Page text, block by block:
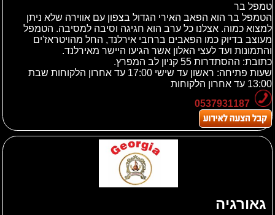
טמפל בר
הטמפל בר הוא הפאב האירי הגדול בצפון עם אווירה שלא ניתן
למצוא כמוה. אצלנו כל ערב הוא חגיגה וסיבה למסיבה. הטמפל
מעוצב בדיוק כמו הפאבים ברחבי אירלנד, החל מהויטראז'ים
והתמונות ועד לעצי האלון אשר הגיעו היישר מאירלנד.
כתובת: ההסתדרות 55 קניון לב המפרץ.
שעות פתיחה: ראשון עד שישי 17:00 עד אחרון הלקוחות שבת
13:00 עד אחרון הלקוחות
0537931187
גאורגיה